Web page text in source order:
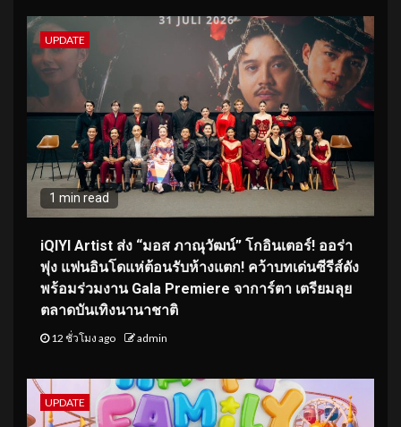
UPDATE
1 min read
iQIYI Artist ส่ง “มอส ภาณุวัฒน์” โกอินเตอร์! ออร่า
พุ่ง แฟนอินโดแห่ต้อนรับห้างแตก! คว้าบทเด่นซีรีส์ดัง
พร้อมร่วมงาน Gala Premiere จาการ์ตา เตรียมลุย
ตลาดบันเทิงนานาชาติ
12 ชั่วโมง ago admin
UPDATE